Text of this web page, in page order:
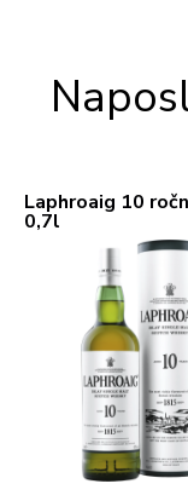
Laphroaig 10
0,7l